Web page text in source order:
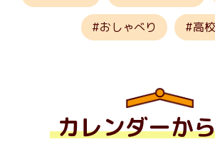
おしゃべり 高
カレンダーか